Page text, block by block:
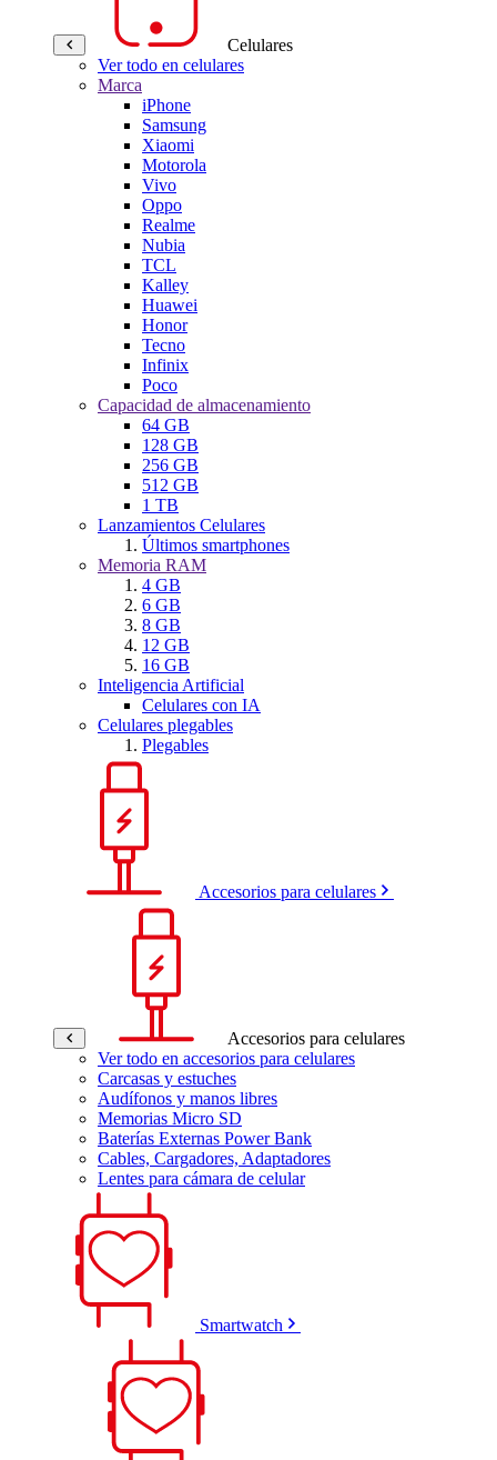
Celulares
Ver todo en celulares
Marca
iPhone
Samsung
Xiaomi
Motorola
Vivo
Oppo
Realme
Nubia
TCL
Kalley
Huawei
Honor
Tecno
Infinix
Poco
Capacidad de almacenamiento
64 GB
128 GB
256 GB
512 GB
1 TB
Lanzamientos Celulares
Últimos smartphones
Memoria RAM
4 GB
6 GB
8 GB
12 GB
16 GB
Inteligencia Artificial
Celulares con IA
Celulares plegables
Plegables
Accesorios para celulares
Accesorios para celulares
Ver todo en accesorios para celulares
Carcasas y estuches
Audífonos y manos libres
Memorias Micro SD
Baterías Externas Power Bank
Cables, Cargadores, Adaptadores
Lentes para cámara de celular
Smartwatch